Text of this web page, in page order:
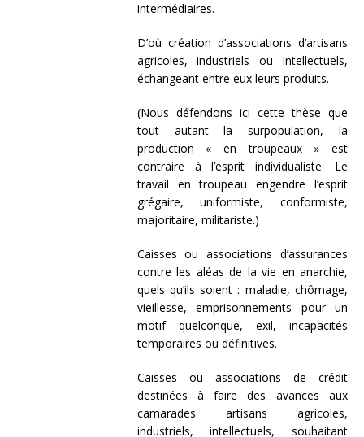
intermédiaires.
D’où création d’associations d’artisans
agricoles, industriels ou intellectuels,
échangeant entre eux leurs produits.
(Nous défendons ici cette thèse que
tout autant la surpopulation, la
production « en troupeaux » est
contraire à l’esprit individualiste. Le
travail en troupeau engendre l’esprit
grégaire, uniformiste, conformiste,
majoritaire, militariste.)
Caisses ou associations d’assurances
contre les aléas de la vie en anarchie,
quels qu’ils soient : maladie, chômage,
vieillesse, emprisonnements pour un
motif quelconque, exil, incapacités
temporaires ou définitives.
Caisses ou associations de crédit
destinées à faire des avances aux
camarades artisans agricoles,
industriels, intellectuels, souhaitant